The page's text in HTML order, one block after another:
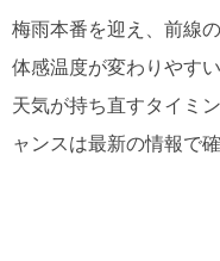
梅雨本番を迎え、前線
体感温度が変わりやす
天気が持ち直すタイミ
ャンスは最新の情報で